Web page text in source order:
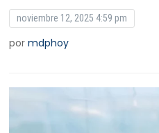
noviembre 12, 2025 4:59 pm
pormdphoy